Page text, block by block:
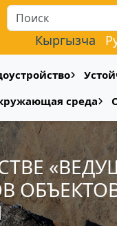
Кыргызча
среда